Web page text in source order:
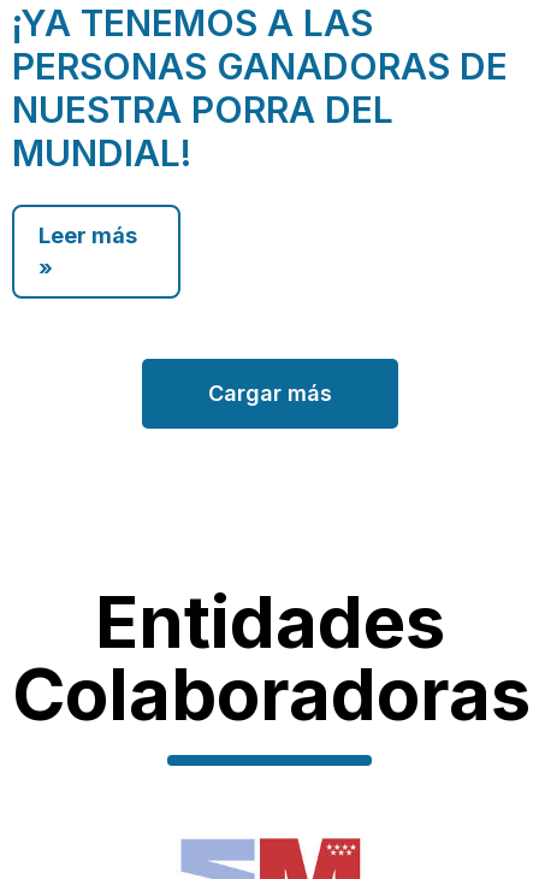
¡YA TENEMOS A LAS
PERSONAS GANADORAS DE
NUESTRA PORRA DEL
MUNDIAL!
Leer más
»
Cargar más
Entidades
Colaboradoras